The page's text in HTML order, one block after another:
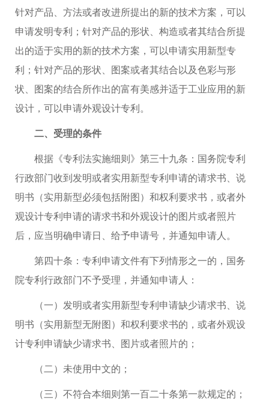
针对产品、方法或者改进所提出的新的技术方案，可以
申请发明专利；针对产品的形状、构造或者其结合所提
出的适于实用的新的技术方案，可以申请实用新型专
利；针对产品的形状、图案或者其结合以及色彩与形
状、图案的结合所作出的富有美感并适于工业应用的新
设计，可以申请外观设计专利。
二、受理的条件
根据《专利法实施细则》第三十九条：国务院专利
行政部门收到发明或者实用新型专利申请的请求书、说
明书（实用新型必须包括附图）和权利要求书，或者外
观设计专利申请的请求书和外观设计的图片或者照片
后，应当明确申请日、给予申请号，并通知申请人。
第四十条：专利申请文件有下列情形之一的，国务
院专利行政部门不予受理，并通知申请人：
（一）发明或者实用新型专利申请缺少请求书、说
明书（实用新型无附图）和权利要求书的，或者外观设
计专利申请缺少请求书、图片或者照片的；
（二）未使用中文的；
（三）不符合本细则第一百二十条第一款规定的；